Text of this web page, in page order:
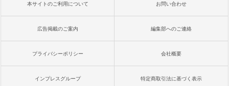
本サイトのご利用について お問い合わせ
広告掲載のご案内 編集部へのご連絡
プライバシーポリシー 会社概要
インプレスグループ 特定商取引法に基づく表示